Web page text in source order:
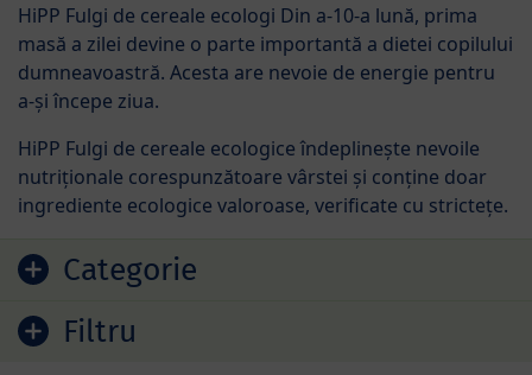
Sari la lista de produse
Categorie
Filtru
HiPP Fulgi de cereale ecologi Din a-10-a lună, prima
masă a zilei devine o parte importantă a dietei copilului
dumneavoastră. Acesta are nevoie de energie pentru
a-şi începe ziua.
HiPP Fulgi de cereale ecologice îndeplineşte nevoile
nutriţionale corespunzătoare vârstei şi conţine doar
ingrediente ecologice valoroase, verificate cu stricteţe.